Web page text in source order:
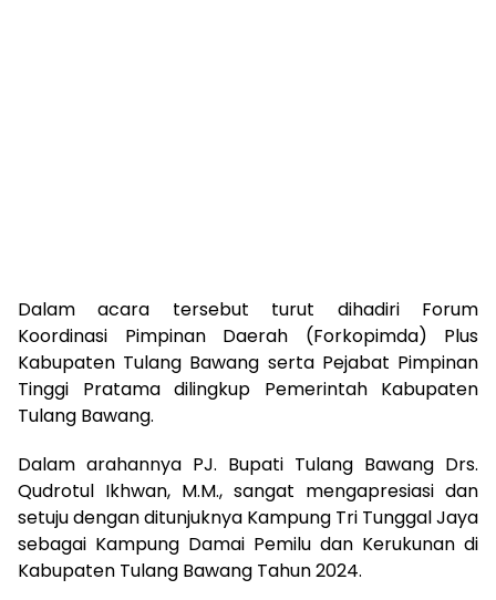
Dalam acara tersebut turut dihadiri Forum
Koordinasi Pimpinan Daerah (Forkopimda) Plus
Kabupaten Tulang Bawang serta Pejabat Pimpinan
Tinggi Pratama dilingkup Pemerintah Kabupaten
Tulang Bawang.
Dalam arahannya PJ. Bupati Tulang Bawang Drs.
Qudrotul Ikhwan, M.M., sangat mengapresiasi dan
setuju dengan ditunjuknya Kampung Tri Tunggal Jaya
sebagai Kampung Damai Pemilu dan Kerukunan di
Kabupaten Tulang Bawang Tahun 2024.